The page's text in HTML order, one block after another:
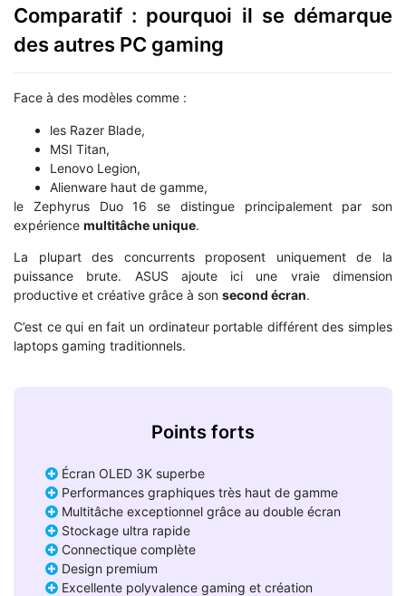
Comparatif : pourquoi il se démarque
des autres PC gaming
Face à des modèles comme :
les Razer Blade,
MSI Titan,
Lenovo Legion,
Alienware haut de gamme,
le Zephyrus Duo 16 se distingue principalement par son
expérience multitâche unique.
La plupart des concurrents proposent uniquement de la
puissance brute. ASUS ajoute ici une vraie dimension
productive et créative grâce à son second écran.
C’est ce qui en fait un ordinateur portable différent des simples
laptops gaming traditionnels.
Points forts
Écran OLED 3K superbe
Performances graphiques très haut de gamme
Multitâche exceptionnel grâce au double écran
Stockage ultra rapide
Connectique complète
Design premium
Excellente polyvalence gaming et création